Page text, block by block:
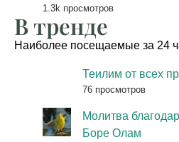
1.3k просмотров
В тренде
Наиболее посещаемые за 24
Теилим от всех
76 просмотров
Молитва
Боре Олам